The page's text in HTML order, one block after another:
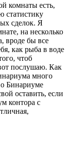
комнаты есть,
статистику
сделок. Я
на несколько
вроде бы все
как рыба в воде
чтоб
послушаю. Как
много
Бинариуме
оставить, если
контора с